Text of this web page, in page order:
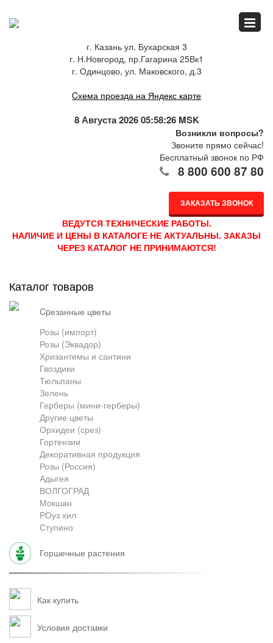
г. Казань ул. Бухарская 3
г. Н.Новгород, пр.Гагарина 25Вк1
г. Одинцово, ул. Маковского, д.3
Cхема проезда на Яндекс карте
8 Августа 2026 05:58:26 MSK
Возникли вопросы?
Звоните прямо сейчас!
Бесплатный звонок по РФ
8 800 600 87 80
ЗАКАЗАТЬ ЗВОНОК
Спец.предложения
Как купить
Доставка
Контакты
Франшиза
ВЕДУТСЯ ТЕХНИЧЕСКИЕ РАБОТЫ.
НАЛИЧИЕ И ЦЕНЫ В КАТАЛОГЕ НЕ АКТУАЛЬНЫ. ЗАКАЗЫ
ЧЕРЕЗ КАТАЛОГ НЕ ПРИНИМАЮТСЯ!
Каталог товаров
cpезанные цветы
Розы (импорт)
Розы (Эквадор)
Хризантемы и сантини
Гвоздики
Тюльпаны
Зелень
Герберы (мини-герберы)
Другие цветы
Орхидеи (срез)
Гортензии
Декоративная продукция
Розы (Россия)
Адыгея
ВОЛГОГРАД
Мокшан
РОуз хил
Ступино
горшечные растения
Как купить
Условия доставки